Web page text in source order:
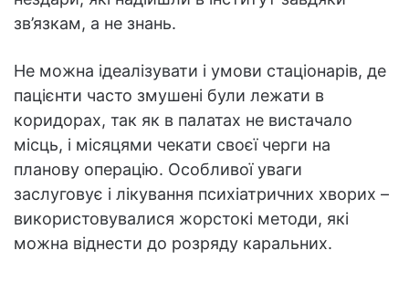
зв’язкам, а не знань.
Не можна ідеалізувати і умови стаціонарів, де
пацієнти часто змушені були лежати в
коридорах, так як в палатах не вистачало
місць, і місяцями чекати своєї черги на
планову операцію. Особливої уваги
заслуговує і лікування психіатричних хворих –
використовувалися жорстокі методи, які
можна віднести до розряду каральних.